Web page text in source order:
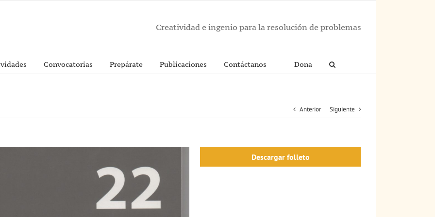
Creatividad e ingenio para la resolución de problemas
Convocatorias Prepárate Publicaciones Contáctanos Dona
Anterior Siguiente
Descargar folleto